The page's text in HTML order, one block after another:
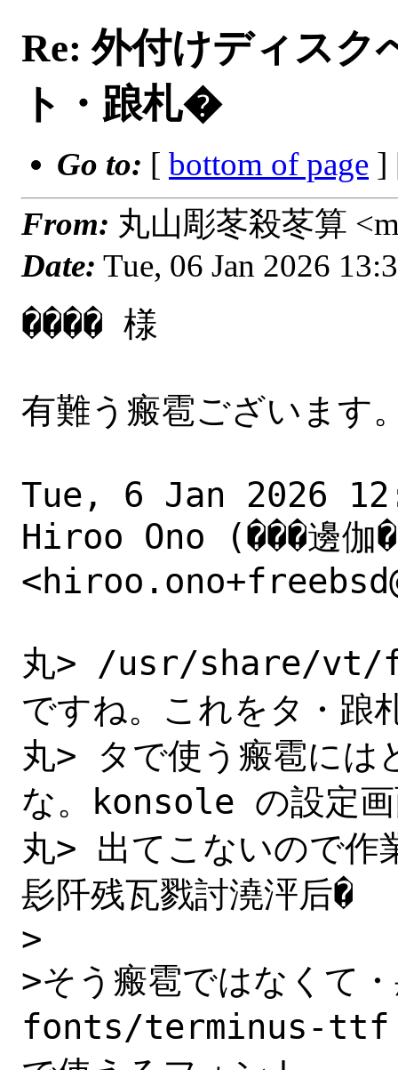
Re: 外付けディスク
ト・踉札�
Go to: [ bottom of page ]
From: 丸山彫苳殺苳算
Date: Tue, 06 Jan 2026
���� 様
有難う瘢雹ございます
Tue, 6 Jan 2026
Hiroo Ono (���邊伽
丸> /usr/share/vt/
ですね。これをタ・踉
丸> タで使う瘢雹には
な。konsole の設定
丸> 出てこないので作
髟阡残瓦戮討澆泙后�
>
>そう瘢雹ではなくて
fonts/terminus-ttf